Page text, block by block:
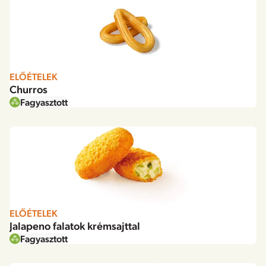
ELŐÉTELEK
Churros
Fagyasztott
ELŐÉTELEK
Jalapeno falatok krémsajttal
Fagyasztott